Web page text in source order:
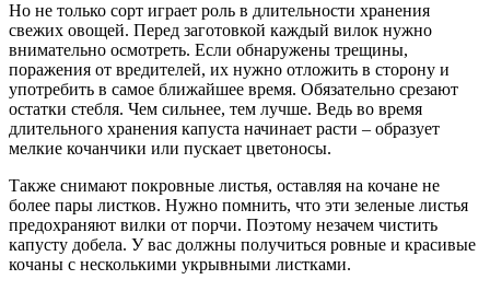
Но не только сорт играет роль в длительности хранения
свежих овощей. Перед заготовкой каждый вилок нужно
внимательно осмотреть. Если обнаружены трещины,
поражения от вредителей, их нужно отложить в сторону и
употребить в самое ближайшее время. Обязательно срезают
остатки стебля. Чем сильнее, тем лучше. Ведь во время
длительного хранения капуста начинает расти – образует
мелкие кочанчики или пускает цветоносы.
Также снимают покровные листья, оставляя на кочане не
более пары листков. Нужно помнить, что эти зеленые листья
предохраняют вилки от порчи. Поэтому незачем чистить
капусту добела. У вас должны получиться ровные и красивые
кочаны с несколькими укрывными листками.